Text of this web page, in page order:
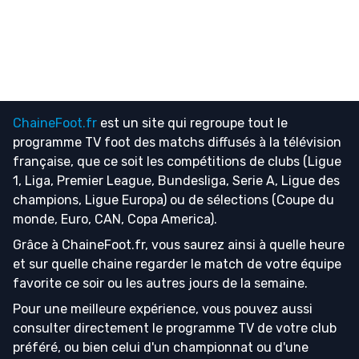
ChaineFoot.fr est un site qui regroupe tout le
programme TV foot des matchs diffusés à la télévision
française, que ce soit les compétitions de clubs (Ligue
1, Liga, Premier League, Bundesliga, Serie A, Ligue des
champions, Ligue Europa) ou de sélections (Coupe du
monde, Euro, CAN, Copa America).
Grâce à ChaineFoot.fr, vous saurez ainsi à quelle heure
et sur quelle chaine regarder le match de votre équipe
favorite ce soir ou les autres jours de la semaine.
Pour une meilleure expérience, vous pouvez aussi
consulter directement le programme TV de votre club
préféré, ou bien celui d'un championnat ou d'une